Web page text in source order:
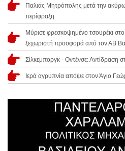
Παλιάς Μητρόπολης μετά την
περίφραξη
Μύρισε φρεσκοψημένο τσουρέκι
ξεχωριστή προσφορά από τον ΑΒ
Σίλκεμποργκ - Οντένσε: Αντίδραση
Ιερά αγρυπνία απόψε στον Άγιο